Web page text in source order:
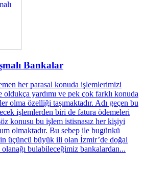
Bankalar
her parasal konuda işlemlerimizi
oldukça yardımı ve pek çok farklı konuda
olma özelliği taşımaktadır. Adı geçen bu
işlemlerden biri de fatura ödemeleri
konusu bu işlem istisnasız her kişiyi
olmaktadır. Bu sebep ile bugünkü
üçüncü büyük ili olan İzmir’de doğal
olanağı bulabileceğimiz bankalardan...